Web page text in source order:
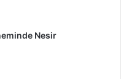
Nesir